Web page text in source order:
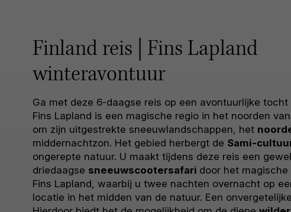
Finland reis | Fins Lapland
winteravontuur
Ga met deze 6-daagse reis op een avontuurlijke tocht
Fins Lapland is een magische regio in het noorden van
om zijn uitgestrekte sneeuwlandschappen, het
middernachtzon. Het gebied herbergt de Sami-
ongerepte natuur. U maakt tijdens deze reis een
driedaagse sneeuwscootersafari door het
Fins Lapland, waarbij u twee nachten overnacht op
locatie in het midden van de natuur. Een